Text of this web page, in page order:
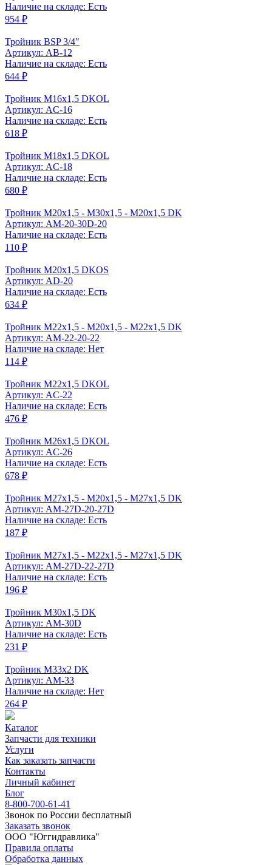
Наличие на складе: Есть
954 ₽
Тройник BSP 3/4"
Артикул: AB-12
Наличие на складе: Есть
644 ₽
Тройник M16x1,5 DKOL
Артикул: AC-16
Наличие на складе: Есть
618 ₽
Тройник M18x1,5 DKOL
Артикул: AC-18
Наличие на складе: Есть
680 ₽
Тройник M20x1,5 - M30x1,5 - M20x1,5 DK
Артикул: AM-20-30D-20
Наличие на складе: Есть
110 ₽
Тройник M20x1,5 DKOS
Артикул: AD-20
Наличие на складе: Есть
634 ₽
Тройник M22x1,5 - M20x1,5 - M22x1,5 DK
Артикул: AM-22-20-22
Наличие на складе: Нет
114 ₽
Тройник M22x1,5 DKOL
Артикул: AC-22
Наличие на складе: Есть
476 ₽
Тройник M26x1,5 DKOL
Артикул: AC-26
Наличие на складе: Есть
678 ₽
Тройник M27x1,5 - M20x1,5 - M27x1,5 DK
Артикул: AM-27D-20-27D
Наличие на складе: Есть
187 ₽
Тройник M27x1,5 - M22x1,5 - M27x1,5 DK
Артикул: AM-27D-22-27D
Наличие на складе: Есть
196 ₽
Тройник M30x1,5 DK
Артикул: AM-30D
Наличие на складе: Есть
231 ₽
Тройник M33x2 DK
Артикул: AM-33
Наличие на складе: Нет
264 ₽
Каталог
Запчасти для техники
Услуги
Как заказать запчасти
Контакты
Личный кабинет
Блог
8-800-700-61-41
Звонок по России бесплатный
Заказать звонок
ООО "Юггидравлика"
Правила оплаты
Обработка данных